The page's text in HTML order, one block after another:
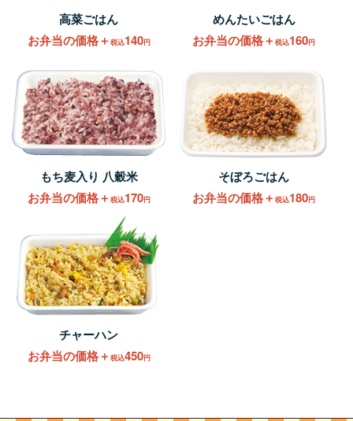
高菜ごはん
お弁当の価格＋ 税込140円
めんたいごはん
お弁当の価格＋税込160円
もち麦入り 八穀米
お弁当の価格＋ 税込170円
そぼろごはん
お弁当の価格＋税込180円
チャーハン
お弁当の価格＋ 税込450円